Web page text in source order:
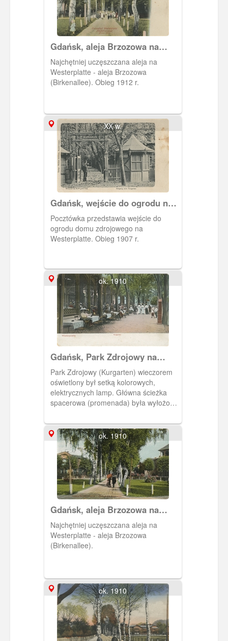
Gdańsk, aleja Brzozowa na
Westerplatte
Najchętniej uczęszczana aleja na
Westerplatte - aleja Brzozowa
(Birkenallee). Obieg 1912 r.
XX w.
Gdańsk, wejście do ogrodu na
Westerplatte
Pocztówka przedstawia wejście do
ogrodu domu zdrojowego na
Westerplatte. Obieg 1907 r.
ok. 1910
Gdańsk, Park Zdrojowy na
Westerplatte
Park Zdrojowy (Kurgarten) wieczorem
oświetlony był setką kolorowych,
elektrycznych lamp. Główna ścieżka
spacerowa (promenada) była wyłożona
wzniecali kurzu.
ok. 1910
Gdańsk, aleja Brzozowa na
Westerplatte
Najchętniej uczęszczana aleja na
Westerplatte - aleja Brzozowa
(Birkenallee).
ok. 1910